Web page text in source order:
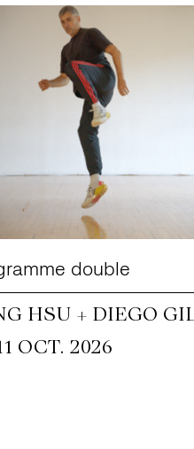
double
HSU + DIEGO
OCT. 2026